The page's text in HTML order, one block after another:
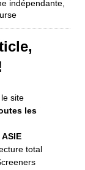
indépendante,
site
les
total